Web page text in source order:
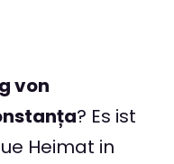
von
? Es ist
Heimat in